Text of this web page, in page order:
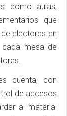
como aulas,
que
electores en
cada mesa de
cuenta, con
de accesos
al material